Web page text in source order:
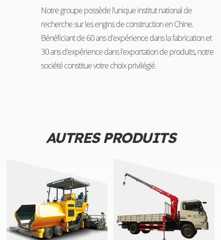
Notre groupe possède l’unique institut national de
recherche sur les engins de construction en Chine.
Bénéficiant de 60 ans d'expérience dans la fabrication et
30 ans d'expérience dans l'exportation de produits, notre
société constitue votre choix privilégié.
AUTRES PRODUITS